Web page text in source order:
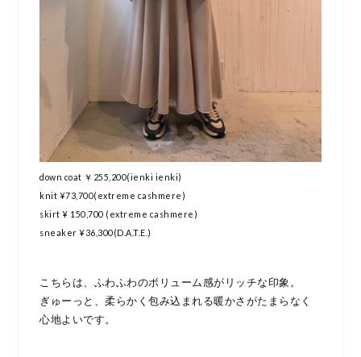
down coat ￥255,200(ienki ienki)
knit ¥73,700(extreme cashmere)
skirt ¥ 150,700 (extreme cashmere)
sneaker ¥36,300(D.A.T.E.)
こちらは、ふわふわのボリューム感がリッチな印象。
ぎゅーっと、柔らかく包み込まれる暖かさがたまらなく
心地よいです。